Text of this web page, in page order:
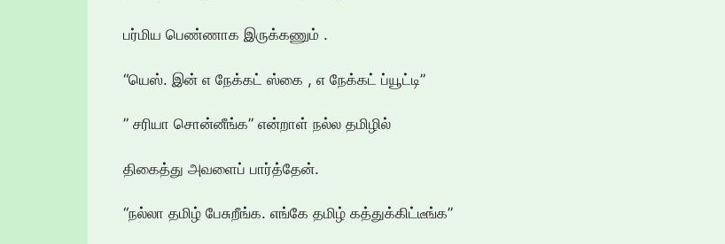
பர்மிய பெண்ணாக இருக்கணும் .
“யெஸ். இன் எ நேக்கட் ஸ்கை , எ நேக்கட் ப்யூட்டி”
” சரியா சொன்னீங்க” என்றாள் நல்ல தமிழில்
திகைத்து அவளைப் பார்த்தேன்.
“நல்லா தமிழ் பேசுறீங்க. எங்கே தமிழ் கத்துக்கிட்டீங்க”